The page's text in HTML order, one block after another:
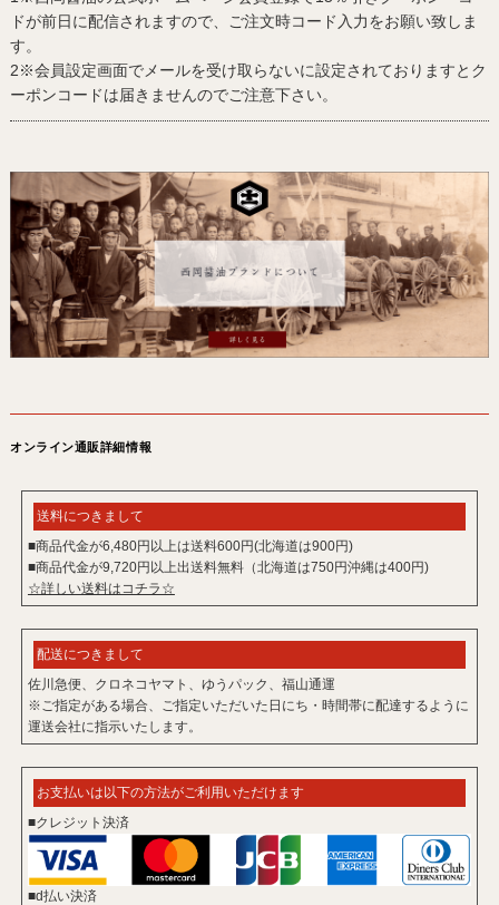
ドが前日に配信されますので、ご注文時コード入力をお願い致しま
す。
2※会員設定画面でメールを受け取らないに設定されておりますとク
ーポンコードは届きませんのでご注意下さい。
オンライン通販詳細情報
送料につきまして
■商品代金が6,480円以上は送料600円(北海道は900円)
■商品代金が9,720円以上出送料無料（北海道は750円沖縄は400円)
☆詳しい送料はコチラ☆
配送につきまして
佐川急便、クロネコヤマト、ゆうパック、福山通運
※ご指定がある場合、ご指定いただいた日にち・時間帯に配達するように
運送会社に指示いたします。
お支払いは以下の方法がご利用いただけます
■クレジット決済
■d払い決済